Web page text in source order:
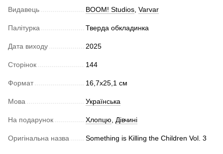
Видавець BOOM! Studios, Varvar
Палітурка Тверда обкладинка
Дата виходу 2025
Сторінок 144
Формат 16,7x25,1 см
Мова Українська
На подарунок Хлопцю, Дівчині
Оригінальна назва Something is Killing the Children Vol. 3